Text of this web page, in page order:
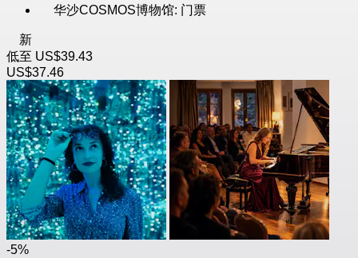
华沙COSMOS博物馆: 门票
新
低至 US$39.43
US$37.46
-5%